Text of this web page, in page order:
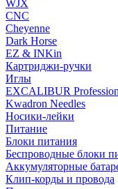
WJX
CNC
Cheyenne
Dark Horse
EZ & INKin
Картриджи-ручки
Иглы
EXCALIBUR
Kwadron Needles
Носики-лейки
Питание
Блоки питания
Беспроводные блоки
Аккумуляторные
Клип-корды и провода